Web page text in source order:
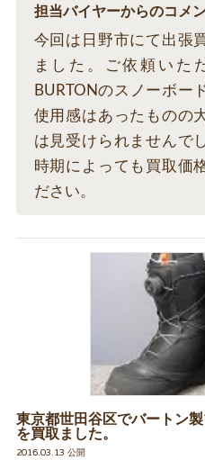
担当バイヤーからのコメ
今回は日野市にて出張
ました。ご依頼いた
BURTONのスノーボー
使用感はあったものの
は見受けられませんで
時期によっても買取価
ださい。
東京都世田谷区でバートン
を買取ました。
2016.03.13 公開